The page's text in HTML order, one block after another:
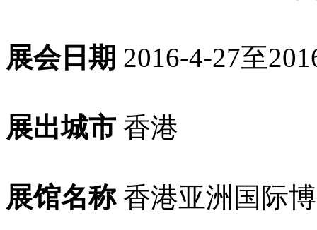
展会日期 2016-4-27至
展出城市 香港
展馆名称香港亚洲国际